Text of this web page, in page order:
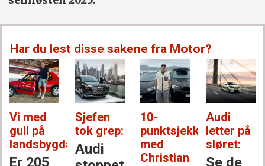
Har du lest disse sakene fra Motor?
Vi med
gull på
landsbygda:
Er 205
Sjefen
tok grep:
Audi
10-
punktsjekken
med
Christian
Audi
letter på
sløret:
Se de